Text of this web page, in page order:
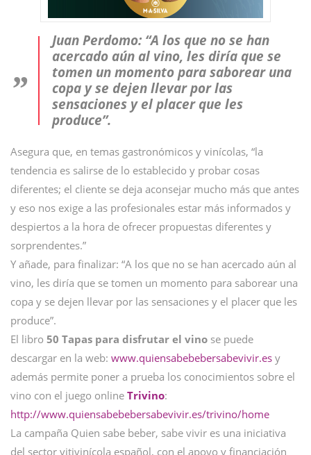
Juan Perdomo: “A los que no se han
acercado aún al vino, les diría que se
tomen un momento para saborear una
copa y se dejen llevar por las
sensaciones y el placer que les
produce”.
Asegura que, en temas gastronómicos y vinícolas, “la
tendencia es salirse de lo establecido y probar cosas
diferentes; el cliente se deja aconsejar mucho más que antes
y eso nos exige a las profesionales estar más informados y
despiertos a la hora de ofrecer propuestas diferentes y
sorprendentes.”
Y añade, para finalizar: “A los que no se han acercado aún al
vino, les diría que se tomen un momento para saborear una
copa y se dejen llevar por las sensaciones y el placer que les
produce”.
El libro 50 Tapas para disfrutar el vino se puede
descargar en la web: www.quiensabebebersabevivir.es y
además permite poner a prueba los conocimientos sobre el
vino con el juego online Trivino:
http://www.quiensabebebersabevivir.es/trivino/home
La campaña Quien sabe beber, sabe vivir es una iniciativa
del sector vitivinícola español, con el apoyo y financiación